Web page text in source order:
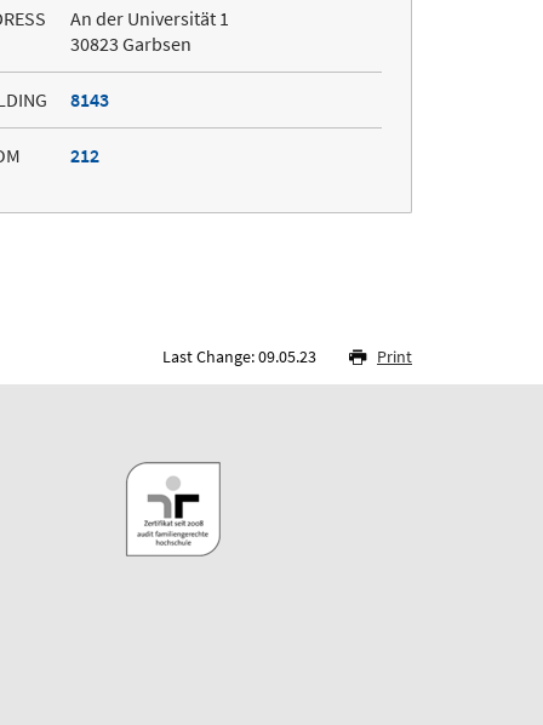
An der Universität 1
30823 Garbsen
8143
212
Last Change: 09.05.23 Print